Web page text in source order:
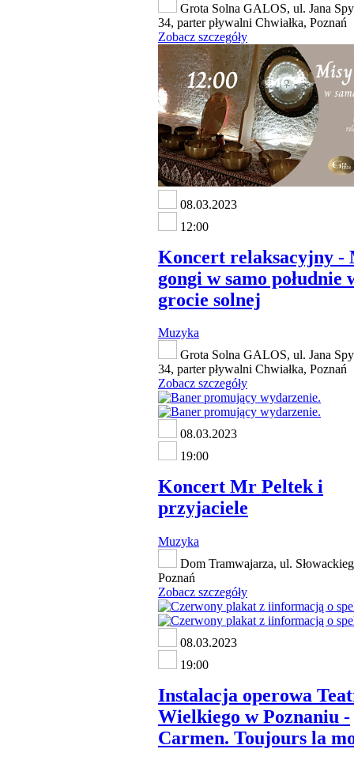
Grota Solna GALOS, ul. Jana
34, parter pływalni Chwiałka, Poznań
Zobacz szczegóły
08.03.2023
12:00
Koncert relaksacyjny -
gongi w samo południe
grocie solnej
Muzyka
Grota Solna GALOS, ul. Jana
34, parter pływalni Chwiałka, Poznań
Zobacz szczegóły
08.03.2023
19:00
Koncert Mr Peltek i
przyjaciele
Muzyka
Dom Tramwajarza, ul.
Poznań
Zobacz szczegóły
08.03.2023
19:00
Instalacja operowa
Wielkiego w Poznaniu -
Carmen. Toujours la